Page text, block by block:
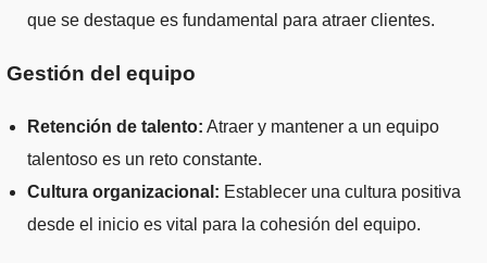
que se destaque es fundamental para atraer clientes.
Gestión del equipo
Retención de talento: Atraer y mantener a un equipo
talentoso es un reto constante.
Cultura organizacional: Establecer una cultura positiva
desde el inicio es vital para la cohesión del equipo.